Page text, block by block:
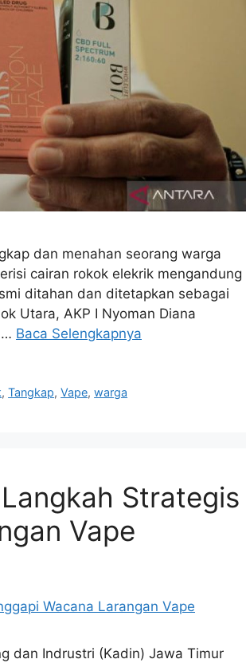
dan menahan seorang warga
cairan rokok elekrik mengandung
ditahan dan ditetapkan sebagai
Utara, AKP I Nyoman Diana
… Baca Selengkapnya
,Tangkap,Vape,warga
Strategis
Vape
dan Indrustri (Kadin) Jawa Timur